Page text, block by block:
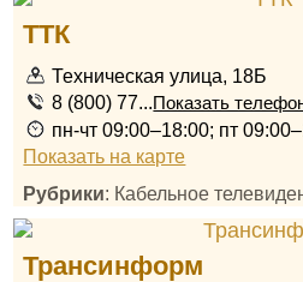
ТТК
Техническая улица, 18Б
8 (800) 77...Показать
пн-чт 09:00–18:00; пт
Показать на карте
Рубрики: Кабельное
Трансинформ